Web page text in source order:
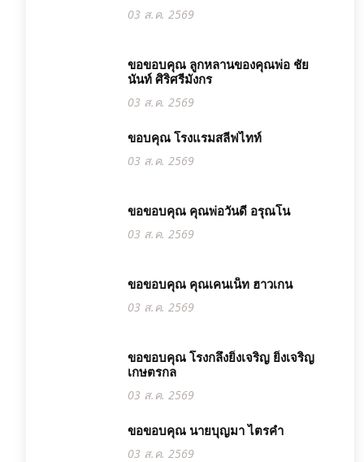
03 ส.ค. 2569
ขอขอบคุณ ลูกหลานของคุณพ่อ ชัย
นันท์ ศิริศรีมังกร
03 ส.ค. 2569
ขอบคุณ โรงแรมสลีฟไทท์
03 ส.ค. 2569
ขอขอบคุณ คุณพ่อวันดี อรุณโน
03 ส.ค. 2569
ขอขอบคุณ คุณเคนเน็ท ฮาวเกน
03 ส.ค. 2569
ขอขอบคุณ โรงกลึงยิ่งเจริญ ยิ่งเจริญ
เกษตรกล
03 ส.ค. 2569
ขอขอบคุณ นายบุญมา ไตรคำ
03 ส.ค. 2569